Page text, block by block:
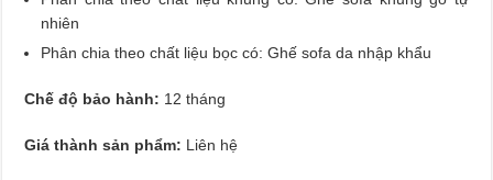
nhiên
Phân chia theo chất liệu bọc có: Ghế sofa da nhập khẩu
Chế độ bảo hành: 12 tháng
Giá thành sản phẩm: Liên hệ